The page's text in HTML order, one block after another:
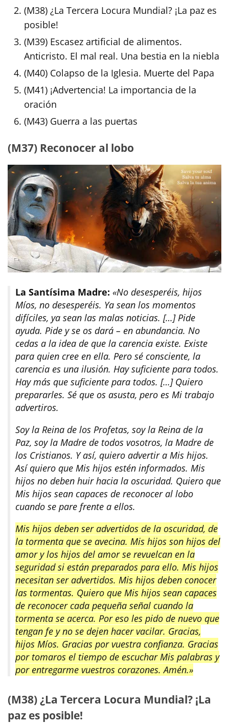
(M38) ¿La Tercera Locura Mundial? ¡La paz es
posible!
(M39) Escasez artificial de alimentos.
Anticristo. El mal real. Una bestia en la niebla
(M40) Colapso de la Iglesia. Muerte del Papa
(M41) ¡Advertencia! La importancia de la
oración
(M43) Guerra a las puertas
(M37) Reconocer al lobo
La Santísima Madre: «No desesperéis, hijos
Míos, no desesperéis. Ya sean los momentos
difíciles, ya sean las malas noticias. […] Pide
ayuda. Pide y se os dará – en abundancia. No
cedas a la idea de que la carencia existe. Existe
para quien cree en ella. Pero sé consciente, la
carencia es una ilusión. Hay suficiente para todos.
Hay más que suficiente para todos. […] Quiero
prepararles. Sé que os asusta, pero es Mi trabajo
advertiros.
Soy la Reina de los Profetas, soy la Reina de la
Paz, soy la Madre de todos vosotros, la Madre de
los Cristianos. Y así, quiero advertir a Mis hijos.
Así quiero que Mis hijos estén informados. Mis
hijos no deben huir hacia la oscuridad. Quiero que
Mis hijos sean capaces de reconocer al lobo
cuando se pare frente a ellos.
Mis hijos deben ser advertidos de la oscuridad, de
la tormenta que se avecina. Mis hijos son hijos del
amor y los hijos del amor se revuelcan en la
seguridad si están preparados para ello. Mis hijos
necesitan ser advertidos. Mis hijos deben conocer
las tormentas. Quiero que Mis hijos sean capaces
de reconocer cada pequeña señal cuando la
tormenta se acerca. Por eso les pido de nuevo que
tengan fe y no se dejen hacer vacilar. Gracias,
hijos Míos. Gracias por vuestra confianza. Gracias
por tomaros el tiempo de escuchar Mis palabras y
por entregarme vuestros corazones. Amén.»
(M38) ¿La Tercera Locura Mundial? ¡La
paz es posible!